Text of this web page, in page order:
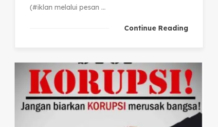
(#iklan melalui pesan ...
Continue Reading